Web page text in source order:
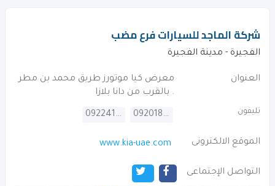
شركة الماجد للسيارات فرع مضب
الفجيرة - مدينة الفجيرة
العنوان
معرض كيا موتورز طريق محمد بن مطر
. بالقرب من دانا بلازا
تليفون 092018505
092241614
الموقع الالكترونى www.kia-uae.com
التواصل الإجتماعى